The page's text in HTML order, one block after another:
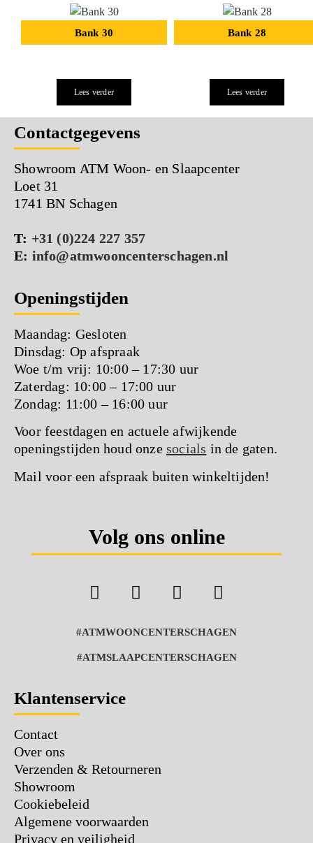
Bank 30
Lees verder
Bank 28
Lees verder
Contactgegevens
Showroom ATM Woon- en Slaapcenter
Loet 31
1741 BN Schagen
T: +31 (0)224 227 357
E: info@atmwooncenterschagen.nl
Openingstijden
Maandag: Gesloten
Dinsdag: Op afspraak
Woe t/m vrij: 10:00 – 17:30 uur
Zaterdag: 10:00 – 17:00 uur
Zondag: 11:00 – 16:00 uur
Voor feestdagen en actuele afwijkende
openingstijden houd onze socials in de gaten.
Mail voor een afspraak buiten winkeltijden!
Volg ons online
#ATMWOONCENTERSCHAGEN
#ATMSLAAPCENTERSCHAGEN
Klantenservice
Contact
Over ons
Verzenden & Retourneren
Showroom
Cookiebeleid
Algemene voorwaarden
Privacy en veiligheid